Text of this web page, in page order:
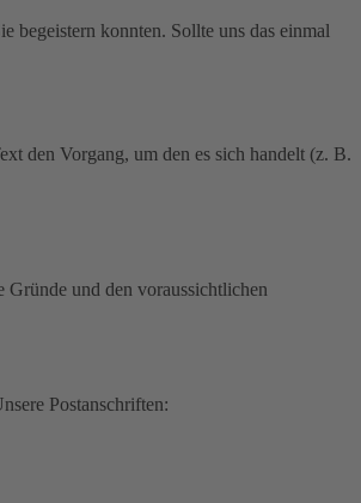
begeistern konnten. Sollte uns das einmal
den Vorgang, um den es sich handelt (z. B.
und den voraussichtlichen
Postanschriften: